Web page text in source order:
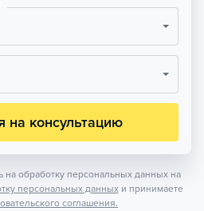
на консультацию
на обработку персональных данных на
персональных данных и принимаете
соглашения.